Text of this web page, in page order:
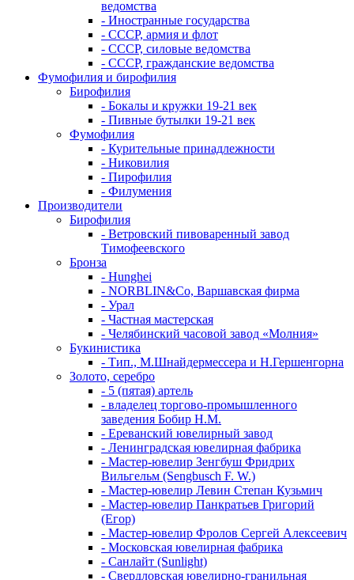
ведомства
- Иностранные государства
- СССР, армия и флот
- СССР, силовые ведомства
- СССР, гражданские ведомства
Фумофилия и бирофилия
Бирофилия
- Бокалы и кружки 19-21 век
- Пивные бутылки 19-21 век
Фумофилия
- Курительные принадлежности
- Никовилия
- Пирофилия
- Филумения
Производители
Бирофилия
- Ветровский пивоваренный завод
Тимофеевского
Бронза
- Hunghei
- NORBLIN&Co, Варшавская фирма
- Урал
- Частная мастерская
- Челябинский часовой завод «Молния»
Букинистика
- Тип., М.Шнайдермессера и Н.Гершенгорна
Золото, серебро
- 5 (пятая) артель
- владелец торгово-промышленного
заведения Бобир Н.М.
- Ереванский ювелирный завод
- Ленинградская ювелирная фабрика
- Мастер-ювелир Зенгбуш Фридрих
Вильгельм (Sengbusch F. W.)
- Мастер-ювелир Левин Степан Кузьмич
- Мастер-ювелир Панкратьев Григорий
(Егор)
- Мастер-ювелир Фролов Сергей Алексеевич
- Московская ювелирная фабрика
- Санлайт (Sunlight)
- Свердловская ювелирно-гранильная